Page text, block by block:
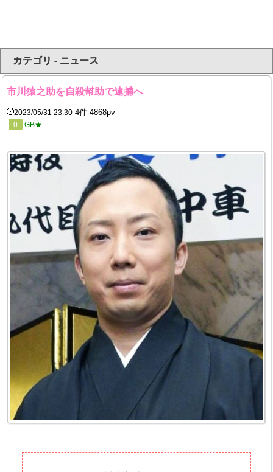
カテゴリ - ニュース
市川猿之助を自殺幇助で逮捕へ
2023/05/31 23:30 4件 4868pv
0 GB★